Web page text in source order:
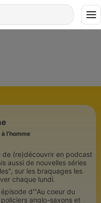
l’homme
(re)découvrir en podcast
aussi de nouvelles séries
sur les braquages les
chaque lundi.
d'"Au coeur du
anglo-saxons et